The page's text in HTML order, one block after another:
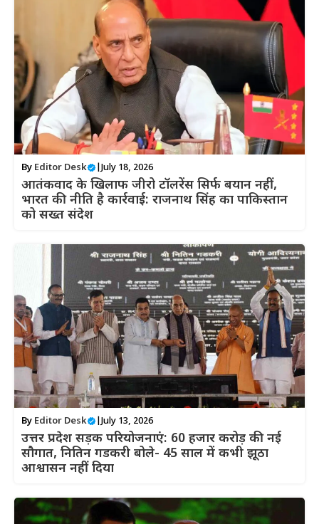
By Editor Desk July 18, 2026
आतंकवाद के खिलाफ जीरो टॉलरेंस सिर्फ बयान नहीं,
भारत की नीति है कार्रवाई: राजनाथ सिंह का पाकिस्तान
को सख्त संदेश
By Editor Desk July 13, 2026
उत्तर प्रदेश सड़क परियोजनाएं: 60 हजार करोड़ की नई
सौगात, नितिन गडकरी बोले- 45 साल में कभी झूठा
आश्वासन नहीं दिया